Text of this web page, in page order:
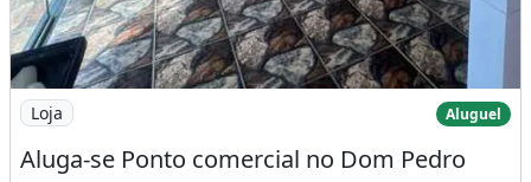
Imagem: Aluga-se Ponto comercial no Dom Pedro
Loja Aluguel
Aluga-se Ponto comercial no Dom Pedro